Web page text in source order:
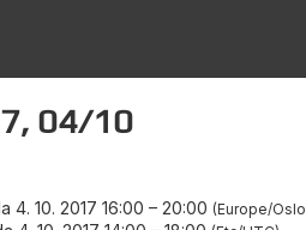
04/10
4. 10. 2017 16:00 – 20:00 Europe/Oslo